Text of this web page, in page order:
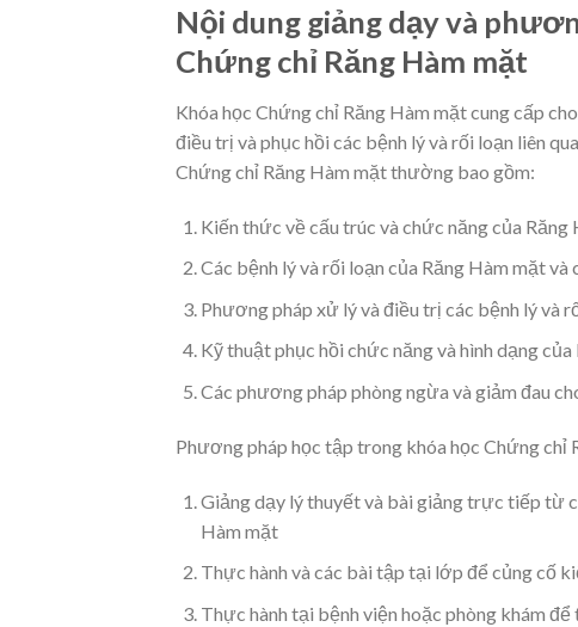
Nội dung giảng dạy và
Chứng chỉ Răng Hàm mặt
Khóa học Chứng chỉ Răng Hàm mặt cung cấp
điều trị và phục hồi các bệnh lý và rối loạn liên
Chứng chỉ Răng Hàm mặt thường bao gồm:
Kiến thức về cấu trúc và chức năng của Răng
Các bệnh lý và rối loạn của Răng Hàm mặt và
Phương pháp xử lý và điều trị các bệnh lý và
Kỹ thuật phục hồi chức năng và hình dạng
Các phương pháp phòng ngừa và giảm đau
Phương pháp học tập trong khóa học Chứng
Giảng dạy lý thuyết và bài giảng trực tiếp từ
Hàm mặt
Thực hành và các bài tập tại lớp để củng cố
Thực hành tại bệnh viện hoặc phòng khám